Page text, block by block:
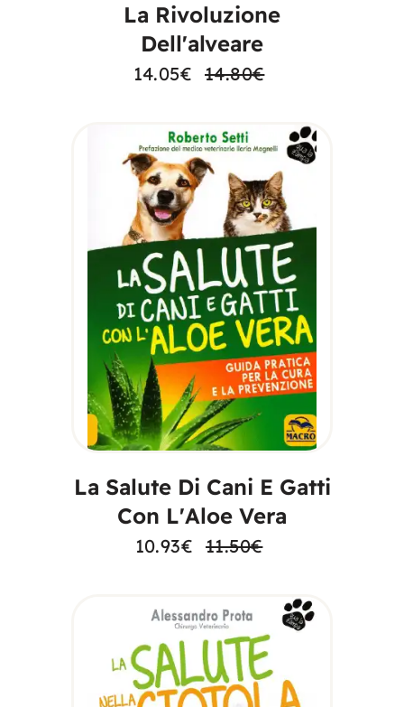
La Rivoluzione
Dell'alveare
14.80€
14.05€
AGGIUNGI AL
CARRELLO
La Salute Di Cani E Gatti
Con L'Aloe Vera
11.50€
10.93€